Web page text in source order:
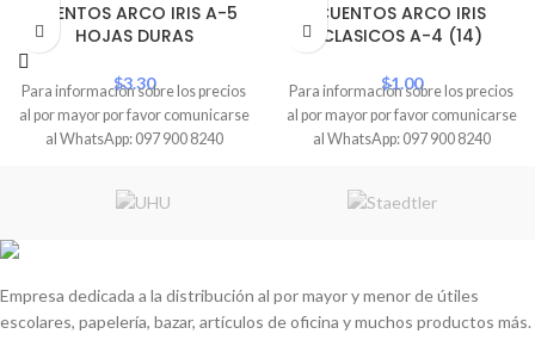
CUENTOS ARCO IRIS A-5
HOJAS DURAS
$3.30
Para información sobre los precios
al por mayor por favor comunicarse
al WhatsApp: 097 900 8240
CUENTOS ARCO IRIS
CLASICOS A-4 (14)
$1.00
Para información sobre los precios
al por mayor por favor comunicarse
al WhatsApp: 097 900 8240
Empresa dedicada a la distribución al por mayor y menor de útiles
escolares, papelería, bazar, artículos de oficina y muchos productos más.